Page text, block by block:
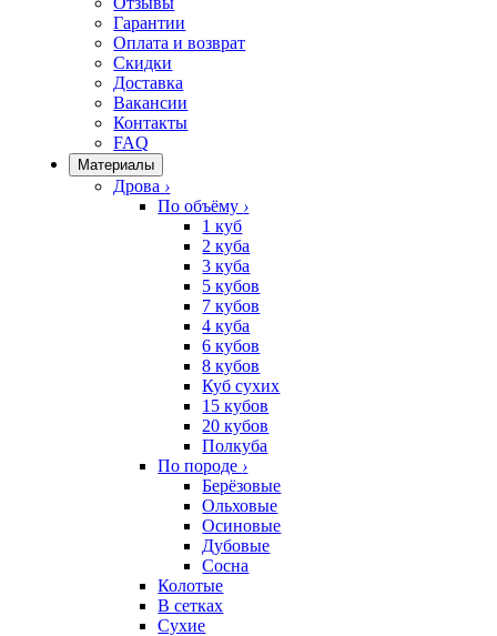
Гарантии
Оплата и возврат
Скидки
Доставка
Вакансии
Контакты
FAQ
Материалы
Дрова ›
По объёму ›
1 куб
2 куба
3 куба
5 кубов
7 кубов
4 куба
6 кубов
8 кубов
Куб сухих
15 кубов
20 кубов
Полкуба
По породе ›
Берёзовые
Ольховые
Осиновые
Дубовые
Сосна
Колотые
В сетках
Сухие